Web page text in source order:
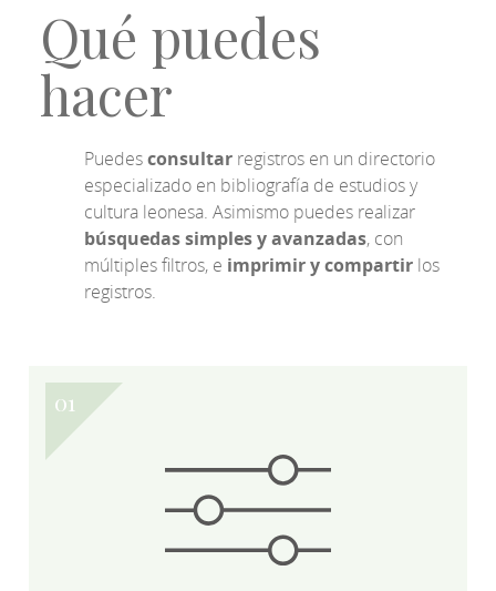
Qué puedes
hacer
Puedesconsultar registros en un directorio
especializado en bibliografía de estudios y
cultura leonesa. Asimismo puedes realizar
búsquedas simples y avanzadas, con
múltiples filtros, e imprimir y compartir los
registros.